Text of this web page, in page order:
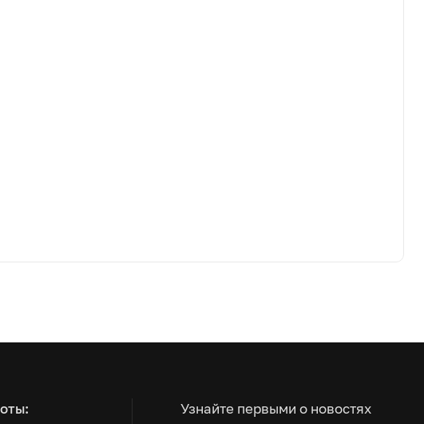
Узнайте первыми о новостях